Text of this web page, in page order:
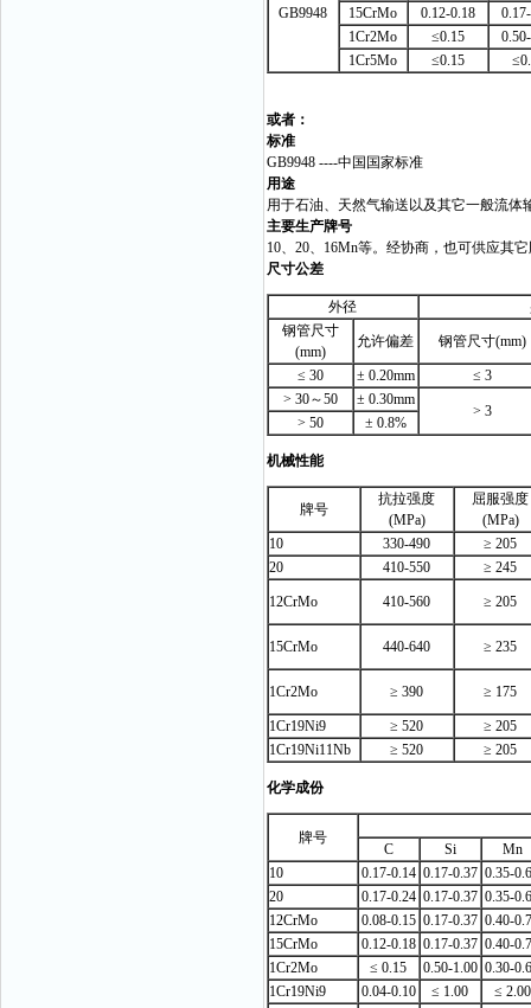
GB9948
15CrMo
0.12-0.18
1Cr2Mo
≤0.15
1Cr5Mo
≤0.15
或者：
标准
GB9948 ----中国国家标准
用途
用于石油、天然气输送以及其它一般流体
主要生产牌号
10、20、16Mn等。经协商，也可供应其
尺寸公差
外径
钢管尺寸
(mm)
允许偏差 钢管尺寸(mm)
≤ 30 ± 0.20mm
≤ 3
> 30～50
± 0.30mm
> 3
> 50 ± 0.8%
机械性能
牌号
抗拉强度
(MPa)
屈服强度
(MPa)
10
330-490
≥ 205
20
410-550 ≥ 245
12CrMo 410-560 ≥ 205
15CrMo 440-640 ≥ 235
1Cr2Mo ≥ 390 ≥ 175
1Cr19Ni9 ≥ 520
≥ 205
1Cr19Ni11Nb
≥ 520 ≥ 205
化学成份
牌号
C Si
Mn
10
0.17-0.14 0.17-0.37 0.35-
20
0.17-0.24 0.17-0.37 0.35-
12CrMo
0.08-0.15 0.17-0.37 0.40-
15CrMo
0.12-0.18 0.17-0.37 0.40-
1Cr2Mo
≤ 0.15 0.50-1.00 0.30-
1Cr19Ni9
0.04-0.10 ≤ 1.00
≤ 2.00